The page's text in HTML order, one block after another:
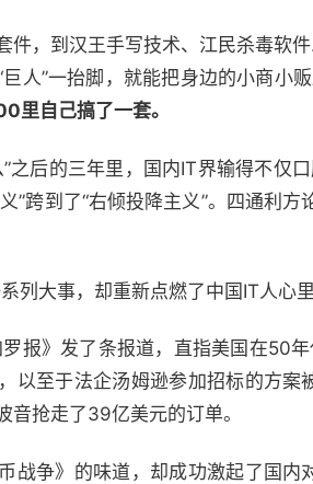
件，到汉王手写技术、江民杀毒软
巨人”一抬脚，就能把身边的小商
自己搞了一套。
之后的三年里，国内IT界输得不仅
”跨到了“右倾投降主义”。四通利
列大事，却重新点燃了中国IT人心里
报》发了条报道，直指美国在50
以至于法企汤姆逊参加招标的方
音抢走了39亿美元的订单。
战争》的味道，却成功激起了国